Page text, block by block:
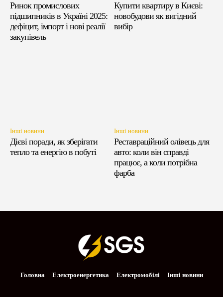
Ринок промислових
підшипників в Україні 2025:
дефіцит, імпорт і нові реалії
закупівель
Купити квартиру в Києві:
новобудови як вигідний
вибір
Інші новини
Дієві поради, як зберігати
тепло та енергію в побуті
Інші новини
Реставраційний олівець для
авто: коли він справді
працює, а коли потрібна
фарба
Головна Електроенергетика Електромобілі Інші новини